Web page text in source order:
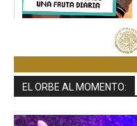
EL ORBE AL MOMENTO: